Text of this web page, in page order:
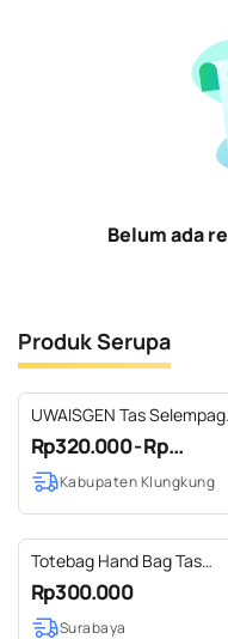
Belum ada
Produk Serupa
UWAISGEN Tas Selempag
Pedro Full Goni Etnik Bali
Handmade
Rp320.000 - Rp...
Kabupaten Klungkung
Totebag Hand Bag Tas
Sulam Kombinasi
E
Rp300.000
Surabaya